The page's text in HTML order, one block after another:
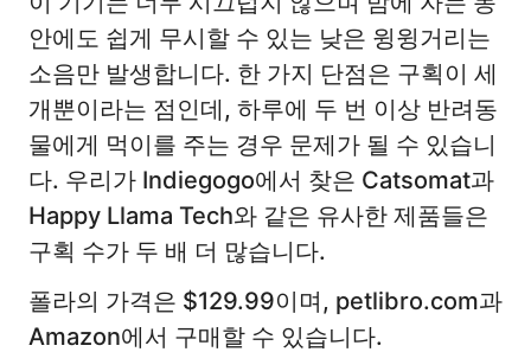
안에도 쉽게 무시할 수 있는 낮은 윙윙거리는
소음만 발생합니다. 한 가지 단점은 구획이 세
개뿐이라는 점인데, 하루에 두 번 이상 반려동
물에게 먹이를 주는 경우 문제가 될 수 있습니
다. 우리가 Indiegogo에서 찾은 Catsomat과
Happy Llama Tech와 같은 유사한 제품들은
구획 수가 두 배 더 많습니다.
폴라의 가격은 $129.99이며, petlibro.com과
Amazon에서 구매할 수 있습니다.